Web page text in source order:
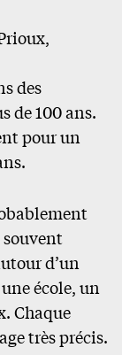
des
de 100 ans.
pour un
d’un
école, un
Chaque
très précis.